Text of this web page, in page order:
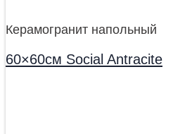
Керамогранит напольный
60×60см Social Antracite